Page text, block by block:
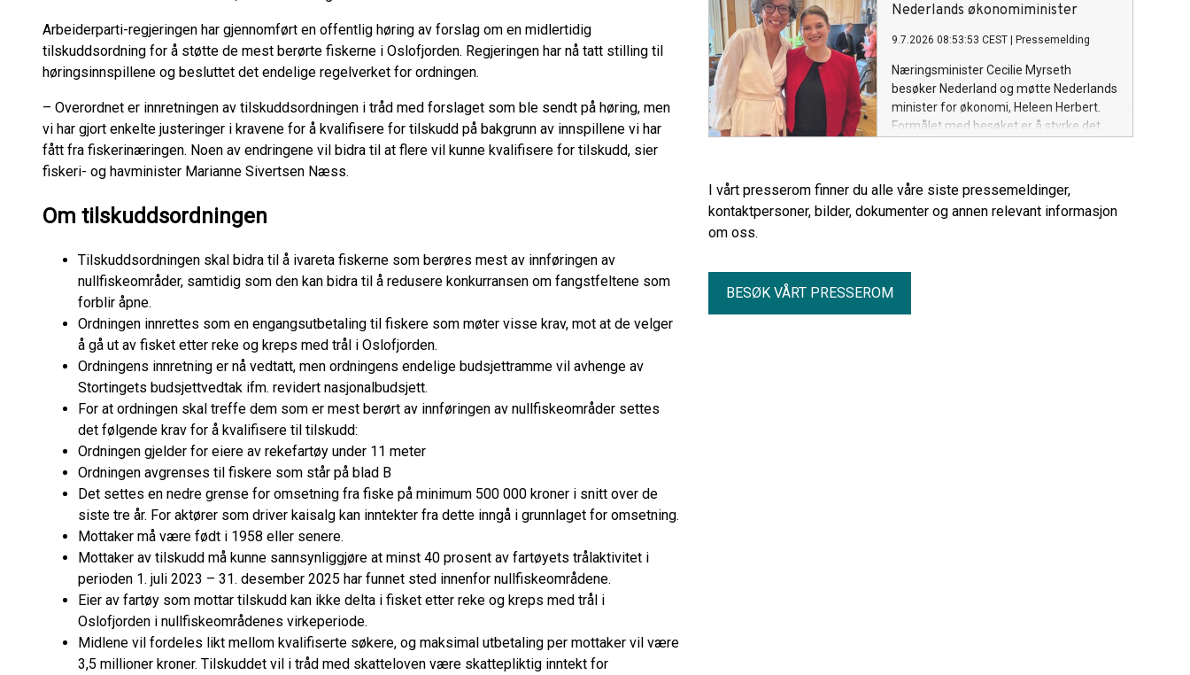
Arbeiderparti-regjeringen har gjennomført en offentlig høring av forslag om en midlertidig
tilskuddsordning for å støtte de mest berørte fiskerne i Oslofjorden. Regjeringen har nå tatt stilling til
høringsinnspillene og besluttet det endelige regelverket for ordningen.
– Overordnet er innretningen av tilskuddsordningen i tråd med forslaget som ble sendt på høring, men
vi har gjort enkelte justeringer i kravene for å kvalifisere for tilskudd på bakgrunn av innspillene vi har
fått fra fiskerinæringen. Noen av endringene vil bidra til at flere vil kunne kvalifisere for tilskudd, sier
fiskeri- og havminister Marianne Sivertsen Næss.
Om tilskuddsordningen
Tilskuddsordningen skal bidra til å ivareta fiskerne som berøres mest av innføringen av
nullfiskeområder, samtidig som den kan bidra til å redusere konkurransen om fangstfeltene som
forblir åpne.
Ordningen innrettes som en engangsutbetaling til fiskere som møter visse krav, mot at de velger
å gå ut av fisket etter reke og kreps med trål i Oslofjorden.
Ordningens innretning er nå vedtatt, men ordningens endelige budsjettramme vil avhenge av
Stortingets budsjettvedtak ifm. revidert nasjonalbudsjett.
For at ordningen skal treffe dem som er mest berørt av innføringen av nullfiskeområder settes
det følgende krav for å kvalifisere til tilskudd:
Ordningen gjelder for eiere av rekefartøy under 11 meter
Ordningen avgrenses til fiskere som står på blad B
Det settes en nedre grense for omsetning fra fiske på minimum 500 000 kroner i snitt over de
siste tre år. For aktører som driver kaisalg kan inntekter fra dette inngå i grunnlaget for omsetning.
Mottaker må være født i 1958 eller senere.
Mottaker av tilskudd må kunne sannsynliggjøre at minst 40 prosent av fartøyets trålaktivitet i
perioden 1. juli 2023 – 31. desember 2025 har funnet sted innenfor nullfiskeområdene.
Eier av fartøy som mottar tilskudd kan ikke delta i fisket etter reke og kreps med trål i
Oslofjorden i nullfiskeområdenes virkeperiode.
Midlene vil fordeles likt mellom kvalifiserte søkere, og maksimal utbetaling per mottaker vil være
3,5 millioner kroner. Tilskuddet vil i tråd med skatteloven være skattepliktig inntekt for
Nederlands økonomiminister
9.7.2026 08:53:53 CEST Pressemelding
Næringsminister Cecilie Myrseth
besøker Nederland og møtte Nederlands
minister for økonomi, Heleen Herbert.
Formålet med besøket er å styrke det
handel, investeringer og
næringslivssamarbeid.
I vårt presserom finner du alle våre siste pressemeldinger,
kontaktpersoner, bilder, dokumenter og annen relevant informasjon
om oss.
BESØK VÅRT PRESSEROM